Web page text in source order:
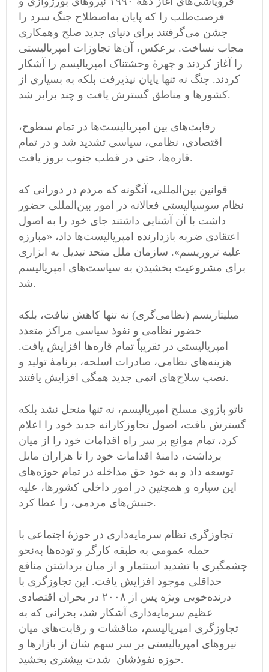
فرصت‌طلب را که پایان به‌اصطلاح جنگ سرد را
جشن می‌گرفتند برای دنیای جدید صلح وهمکاری
مجاب نساخت. برعکس، آن‌ها تجاوزات امپریالیستی
را آغاز کردند و چهرهٔ وحشتناک امپریالیسم را آشکار
کردند. جنگ نه تنها پایان نپذیرفت بلکه به بسیاری از
کشورها و مناطق گسترش یافت و چند برابر شد.
رقابت‌های بین امپریالیست‌ها در تمام سطوح،
اقتصادی، نظامی‌، سیاسی تشدید شد و در تمام
قاره‌ها، حتی در قطب جنوب بروز یافت.
قوانین بین‌المللی، آنگونه که مردم در دورانی که
نظام سوسیالیستی فعالانه در امور بین‌المللی حضور
داشت با آن آشنایی داشتند جای خود را به اصول
اعتقادی ضربه بازدارنده امپریالیست‌ها داد، «مبارزه
علیه تروریسم». سازمان ملل متحد تبدیل به ابزاری
برای مشروعیت بخشیدن به سیاست‌های امپریالیسم
شد.
میلیتاریسم (نظامی‌گری) نه تنها کاهش نیافت، بلکه
حضور نظامی‌ و نفوذ سیاسی مراکز متعدد
امپریالیستی در تقریباً تمام قاره‌ها افزایش یافت.
هزینه‌های نظامی‌، صادرات اسلحه، برنامهٔ تولید و
نصب سلاح‌های اتمی‌ جدید همگی افزایش یافتند.
ناتو بازوی مسلح امپریالیسم، نه تنها منحل نشد بلکه
گسترش یافت، اصول تجاوزکارانه جدید خود را اعلام
کرد، تمام موانع بر سر راه اقدامات خود را از میان
برداشت، دامنهٔ اقدامات خود را تا هزاران مایل
توسعه داد و به خود حق مداخله در تمام حوزه‌های
این سیاره و همچنین در امور داخلی کشورها، علیه
جنبش‌های مردمی‌، را عطا کرد.
تجاوزگری نظام سرمایه‌داری در حوزهٔ اجتماعی با
حمله عمومی‌ به طبقه کارگر و توده‌ها به‌نحو
چشمگیری با تشدید استثمار و از میان برداشتن منافع
حداقلی موجود افزایش یافت. این تجاوزگری با
درنده‌خویی ویژه پس از ۲۰۰۸ در بحران اقتصادی
عظیم سرمایه‌داری آشکار شد، بحرانی که به
تجاوزگری امپریالیسم، مناقشات و رقابت‌های میان
نیروهای امپریالیستی بر سر سهم شان از بازارها و
حوزه نفوذشان شدت بیشتری بخشید.